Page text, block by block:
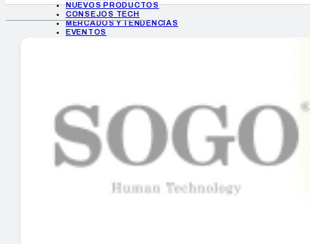
NUEVOS PRODUCTOS
CONSEJOS TECH
MERCADOS Y TENDENCIAS
EVENTOS
INICIO
EMPRESAS
GUÍA DE COMPRA